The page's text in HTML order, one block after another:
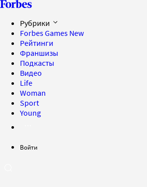
Рубрики
Forbes Games New
Рейтинги
Франшизы
Подкасты
Видео
Life
Woman
Sport
Young
Войти